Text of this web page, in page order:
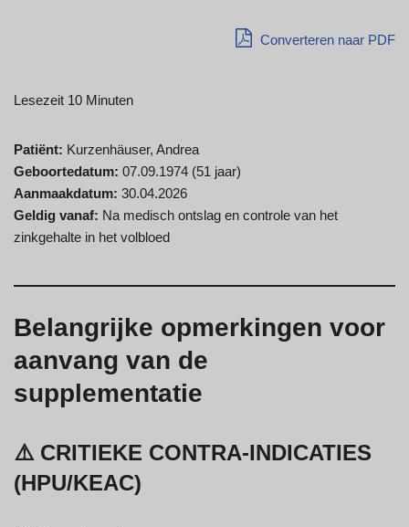
Converteren naar PDF
Lesezeit 10 Minuten
Patiënt: Kurzenhäuser, Andrea
Geboortedatum: 07.09.1974 (51 jaar)
Aanmaakdatum: 30.04.2026
Geldig vanaf: Na medisch ontslag en controle van het
zinkgehalte in het volbloed
Belangrijke opmerkingen voor
aanvang van de
supplementatie
⚠️ CRITIEKE CONTRA-INDICATIES
(HPU/KEAC)